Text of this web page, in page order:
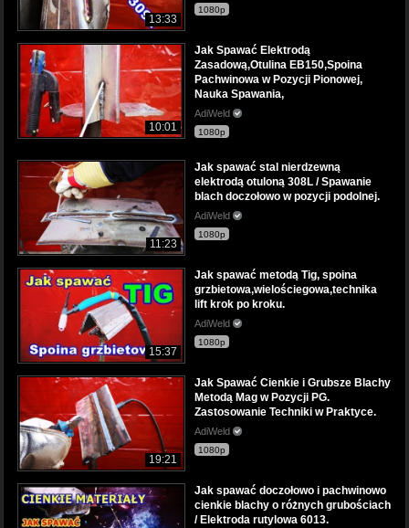
13:33
1080p
10:01
Jak Spawać Elektrodą
Zasadową,Otulina EB150,Spoina
Pachwinowa w Pozycji Pionowej,
Nauka Spawania,
AdiWeld
1080p
11:23
Jak spawać stal nierdzewną
elektrodą otuloną 308L / Spawanie
blach doczołowo w pozycji podolnej.
AdiWeld
1080p
15:37
Jak spawać metodą Tig, spoina
grzbietowa,wielościegowa,technika
lift krok po kroku.
AdiWeld
1080p
19:21
Jak Spawać Cienkie i Grubsze Blachy
Metodą Mag w Pozycji PG.
Zastosowanie Techniki w Praktyce.
AdiWeld
1080p
Jak spawać doczołowo i pachwinowo
cienkie blachy o różnych grubościach
/ Elektroda rutylowa 6013.